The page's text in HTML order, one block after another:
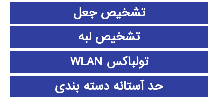
تشخیص جعل
تشخیص لبه
تولباکس WLAN
حد آستانه دسته بندی